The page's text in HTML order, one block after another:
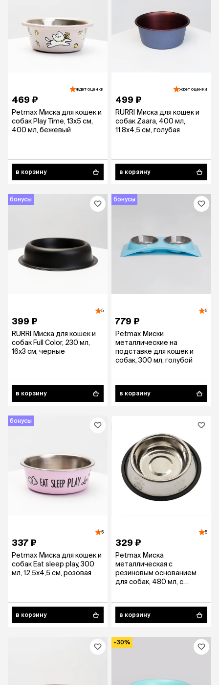
ждет оценки
469 ₽
Petmax Миска для кошек и
собак Play Time, 13х5 см,
400 мл, бежевый
в корзину
ждет оценки
499 ₽
RURRI Миска для кошек и
собак Zaara, 400 мл,
11,8х4,5 см, голубая
в корзину
бонусы
5
399 ₽
RURRI Миска для кошек и
собак Full Color, 230 мл,
16х3 см, черные
в корзину
бонусы
5
779 ₽
Petmax Миски
металлические на
подставке для кошек и
собак, 300 мл, голубой
в корзину
бонусы
5
337 ₽
Petmax Миска для кошек и
собак Eat sleep play, 300
мл, 12,5х4,5 см, розовая
в корзину
5
329 ₽
Petmax Миска
металлическая с
резиновым основанием
для собак, 480 мл, с
в корзину
-30%